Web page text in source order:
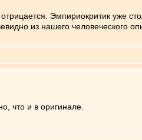
Эмпириокритик уже
из нашего человеческого
что и в оригинале.